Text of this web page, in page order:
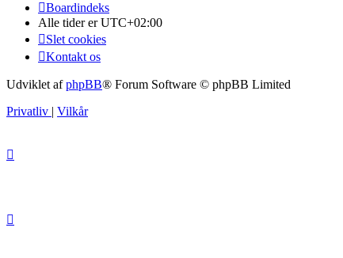
Boardindeks
Alle tider erUTC+02:00
Slet cookies
Kontakt os
Udviklet afphpBB® Forum Software © phpBB Limited
Privatliv | Vilkår